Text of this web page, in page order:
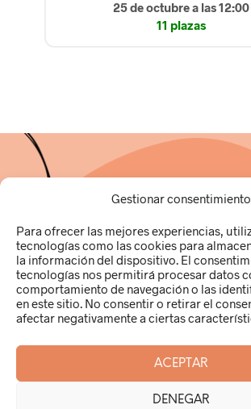
Gestionar consentimiento
Para ofrecer las mejores experiencias,
tecnologías como las cookies para
la información del dispositivo. El
tecnologías nos permitirá procesar datos
comportamiento de navegación o las
en este sitio. No consentir o retirar el
afectar negativamente a ciertas
ACEPTAR
DENEGAR
25 de octubrea las 12:00
11 plazas
Ana Pamies Hernández
49250269R
c/Gabriel Miró, 9 local B
Torrevieja (Alicante)